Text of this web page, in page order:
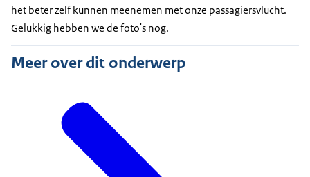
het beter zelf kunnen meenemen met onze passagiersvlucht.
Gelukkig hebben we de foto's nog.
Meer over dit onderwerp